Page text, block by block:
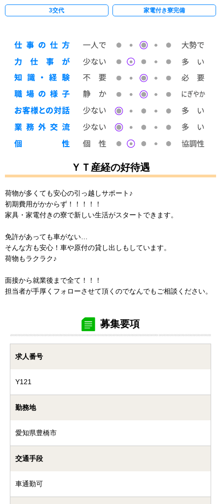
3交代 家電付き寮完備
ＹＴ産経の好待遇
荷物が多くても安心の引っ越しサポート♪
初期費用がかからず！！！！！
家具・家電付きの寮で新しい生活がスタートできます。
免許があっても車がない…
そんな方も安心！車や原付の貸し出しもしています。
荷物もラクラク♪
面接から就業後まで全て！！！
担当者が手厚くフォローさせて頂くのでなんでもご相談ください。
募集要項
求人番号
Y121
勤務地
愛知県豊橋市
交通手段
車通勤可